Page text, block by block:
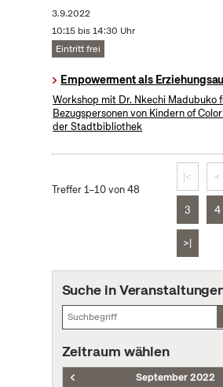
3.9.2022
10:15 bis 14:30 Uhr
Eintritt frei
Empowerment als
Workshop mit Dr. Nkechi Madubuko
Bezugspersonen von Kindern of
der Stadtbibliothek
Treffer 1–10 von 48
|< <
3 4
>|
Suche in
Zeitraum wählen
September 2022